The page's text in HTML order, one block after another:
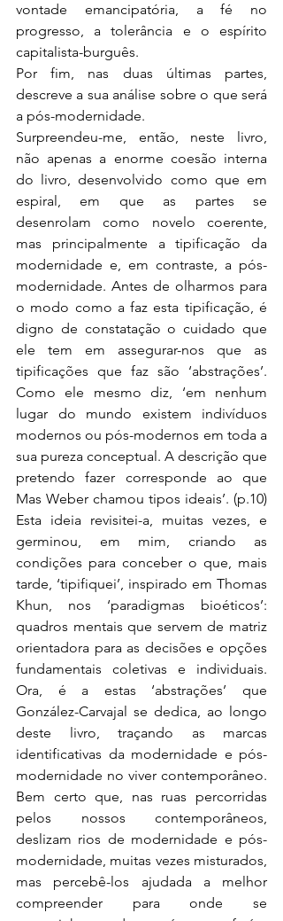
vontade emancipatória, a fé no
progresso, a tolerância e o espírito
capitalista-burguês.
Por fim, nas duas últimas partes,
descreve a sua análise sobre o que será
a pós-modernidade.
Surpreendeu-me, então, neste livro,
não apenas a enorme coesão interna
do livro, desenvolvido como que em
espiral, em que as partes se
desenrolam como novelo coerente,
mas principalmente a tipificação da
modernidade e, em contraste, a pós-
modernidade. Antes de olharmos para
o modo como a faz esta tipificação, é
digno de constatação o cuidado que
ele tem em assegurar-nos que as
tipificações que faz são ‘abstrações’.
Como ele mesmo diz, ‘em nenhum
lugar do mundo existem indivíduos
modernos ou pós-modernos em toda a
sua pureza conceptual. A descrição que
pretendo fazer corresponde ao que
Mas Weber chamou tipos ideais’. (p.10)
Esta ideia revisitei-a, muitas vezes, e
germinou, em mim, criando as
condições para conceber o que, mais
tarde, ‘tipifiquei’, inspirado em Thomas
Khun, nos ‘paradigmas bioéticos’:
quadros mentais que servem de matriz
orientadora para as decisões e opções
fundamentais coletivas e individuais.
Ora, é a estas ‘abstrações’ que
González-Carvajal se dedica, ao longo
deste livro, traçando as marcas
identificativas da modernidade e pós-
modernidade no viver contemporâneo.
Bem certo que, nas ruas percorridas
pelos nossos contemporâneos,
deslizam rios de modernidade e pós-
modernidade, muitas vezes misturados,
mas percebê-los ajudada a melhor
compreender para onde se